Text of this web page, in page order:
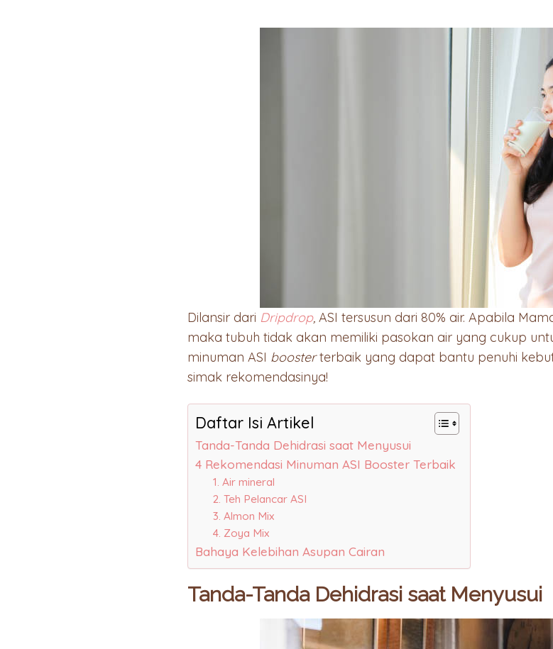
Dilansir dari Dripdrop,ASI tersusun dari 80% air. Apabila
maka tubuh tidak akan memiliki pasokan air yang cukup
minuman ASI boosterterbaik yang dapat bantu penuhi
simak rekomendasinya!
Daftar Isi Artikel
Tanda-Tanda Dehidrasi saat Menyusui
4 Rekomendasi Minuman ASI Booster Terbaik
1. Air mineral
2. Teh Pelancar ASI
3. Almon Mix
4. Zoya Mix
Bahaya Kelebihan Asupan Cairan
Tanda-Tanda Dehidrasi saat Menyusui